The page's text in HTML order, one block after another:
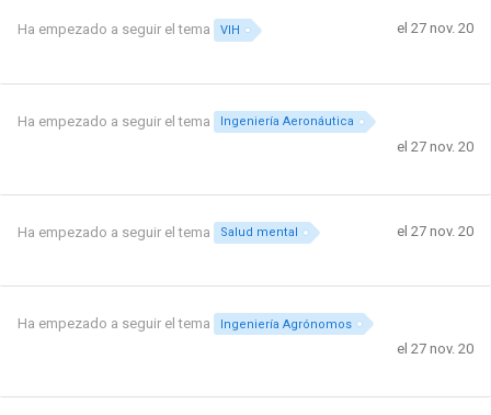
Ha empezado a seguir el tema VIH el 27 nov. 20
Ha empezado a seguir el tema Ingeniería Aeronáutica
el 27 nov. 20
Ha empezado a seguir el tema Salud mental el 27 nov. 20
Ha empezado a seguir el tema Ingeniería Agrónomos
el 27 nov. 20